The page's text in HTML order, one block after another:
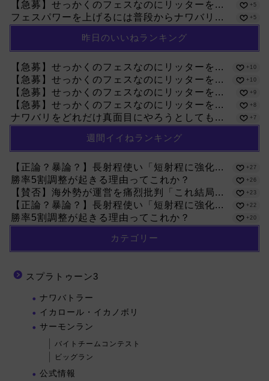
【急募】せっかくのフェスなのにリッターを... +5
フェスパワーを上げるには普段からナワバリ... +5
昨日のいいねランキング
【急募】せっかくのフェスなのにリッターを... +10
【急募】せっかくのフェスなのにリッターを... +10
【急募】せっかくのフェスなのにリッターを... +9
【急募】せっかくのフェスなのにリッターを... +8
ナワバリをどれだけ真面目にやろうとしても... +7
週間イイねランキング
【正論？暴論？】長射程使い「短射程に強化... +27
勝率5割調整が起きる理由ってこれか？ +26
【賛否】海外勢が運営を痛烈批判「これ結局... +23
【正論？暴論？】長射程使い「短射程に強化... +22
勝率5割調整が起きる理由ってこれか？ +20
カテゴリー
スプラトゥーン3
ナワバトラー
イカロール・イカノボリ
サーモンラン
バイトチームコンテスト
ビッグラン
公式情報